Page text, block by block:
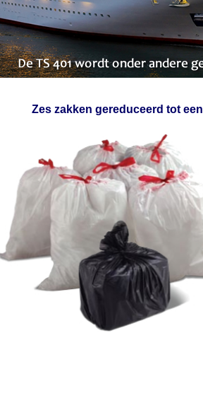
Zes zakken gereduceerd tot een